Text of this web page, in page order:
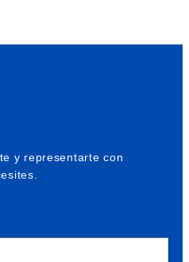
y representarte con